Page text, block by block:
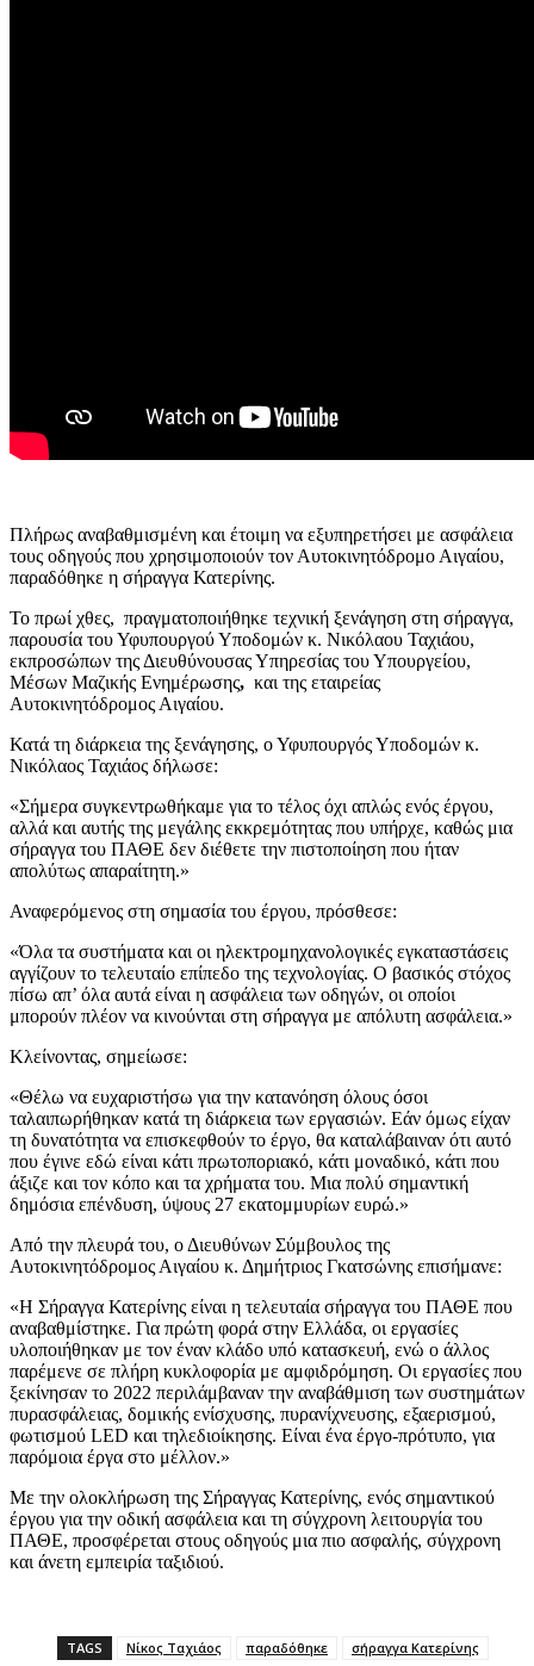
Πλήρως αναβαθμισμένη και έτοιμη να εξυπηρετήσει με ασφάλεια
τους οδηγούς που χρησιμοποιούν τον Αυτοκινητόδρομο Αιγαίου,
παραδόθηκε η σήραγγα Κατερίνης.
Το πρωί χθες, πραγματοποιήθηκε τεχνική ξενάγηση στη σήραγγα,
παρουσία του Υφυπουργού Υποδομών κ. Νικόλαου Ταχιάου,
εκπροσώπων της Διευθύνουσας Υπηρεσίας του Υπουργείου,
Μέσων Μαζικής Ενημέρωσης, και της εταιρείας
Αυτοκινητόδρομος Αιγαίου.
Κατά τη διάρκεια της ξενάγησης, ο Υφυπουργός Υποδομών κ.
Νικόλαος Ταχιάος δήλωσε:
«Σήμερα συγκεντρωθήκαμε για το τέλος όχι απλώς ενός έργου,
αλλά και αυτής της μεγάλης εκκρεμότητας που υπήρχε, καθώς μια
σήραγγα του ΠΑΘΕ δεν διέθετε την πιστοποίηση που ήταν
απολύτως απαραίτητη.»
Αναφερόμενος στη σημασία του έργου, πρόσθεσε:
«Όλα τα συστήματα και οι ηλεκτρομηχανολογικές εγκαταστάσεις
αγγίζουν το τελευταίο επίπεδο της τεχνολογίας. Ο βασικός στόχος
πίσω απ’ όλα αυτά είναι η ασφάλεια των οδηγών, οι οποίοι
μπορούν πλέον να κινούνται στη σήραγγα με απόλυτη ασφάλεια.»
Κλείνοντας, σημείωσε:
«Θέλω να ευχαριστήσω για την κατανόηση όλους όσοι
ταλαιπωρήθηκαν κατά τη διάρκεια των εργασιών. Εάν όμως είχαν
τη δυνατότητα να επισκεφθούν το έργο, θα καταλάβαιναν ότι αυτό
που έγινε εδώ είναι κάτι πρωτοποριακό, κάτι μοναδικό, κάτι που
άξιζε και τον κόπο και τα χρήματα του. Μια πολύ σημαντική
δημόσια επένδυση, ύψους 27 εκατομμυρίων ευρώ.»
Από την πλευρά του, ο Διευθύνων Σύμβουλος της
Αυτοκινητόδρομος Αιγαίου κ. Δημήτριος Γκατσώνης επισήμανε:
«Η Σήραγγα Κατερίνης είναι η τελευταία σήραγγα του ΠΑΘΕ που
αναβαθμίστηκε. Για πρώτη φορά στην Ελλάδα, οι εργασίες
υλοποιήθηκαν με τον έναν κλάδο υπό κατασκευή, ενώ ο άλλος
παρέμενε σε πλήρη κυκλοφορία με αμφιδρόμηση. Οι εργασίες που
ξεκίνησαν το 2022 περιλάμβαναν την αναβάθμιση των συστημάτων
πυρασφάλειας, δομικής ενίσχυσης, πυρανίχνευσης, εξαερισμού,
φωτισμού LED και τηλεδιοίκησης. Είναι ένα έργο-πρότυπο, για
παρόμοια έργα στο μέλλον.»
Με την ολοκλήρωση της Σήραγγας Κατερίνης, ενός σημαντικού
έργου για την οδική ασφάλεια και τη σύγχρονη λειτουργία του
ΠΑΘΕ, προσφέρεται στους οδηγούς μια πιο ασφαλής, σύγχρονη
και άνετη εμπειρία ταξιδιού.
TAGS Νίκος Ταχιάος παραδόθηκε σήραγγα Κατερίνης